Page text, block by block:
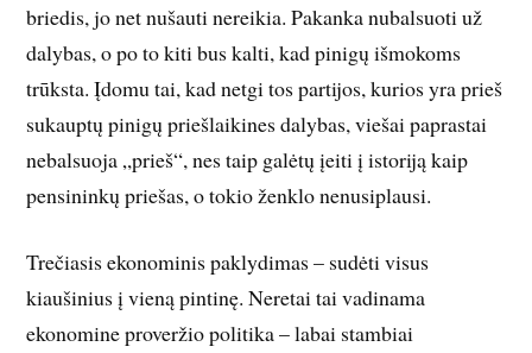
briedis, jo net nušauti nereikia. Pakanka nubalsuoti už
dalybas, o po to kiti bus kalti, kad pinigų išmokoms
trūksta. Įdomu tai, kad netgi tos partijos, kurios yra prieš
sukauptų pinigų priešlaikines dalybas, viešai pap­rastai
nebalsuoja „prieš“, nes taip galėtų įeiti į istoriją kaip
pensininkų priešas, o tokio ženklo nenusiplausi.
Trečiasis ekonominis paklydimas – sudėti visus
kiaušinius į vieną pintinę. Neretai tai vadinama
ekonomine proveržio politika – labai stambiai